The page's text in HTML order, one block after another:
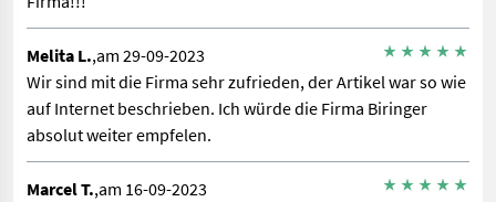
Melita L.,am 29-09-2023
Wir sind mit die Firma sehr zufrieden, der Artikel war so wie
auf Internet beschrieben. Ich würde die Firma Biringer
absolut weiter empfelen.
Marcel T.,am 16-09-2023